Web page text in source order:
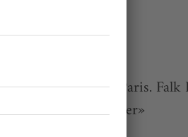
Huppert in Paris. Falk
«Je suis Fassbinder»